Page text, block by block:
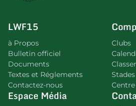
LWF15
à Propos
Bulletin officiel
Documents
Textes et Réglements
Contactez-nous
Clubs
Stades
Espace Média